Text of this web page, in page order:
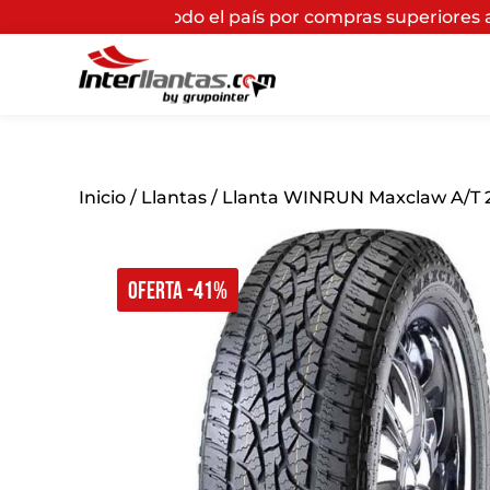
el país por compras superiores a $200.000*
OFERTA -41%
Inicio / Llantas / Llanta WINRUN Maxclaw A/T